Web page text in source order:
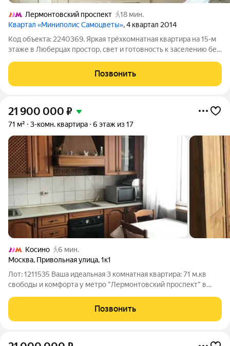
Лермонтовский проспект
18 мин.
Квартал «Миниполис Самоцветы», 4 квартал 2014
Код объекта: 2240369. Яркая трёхкомнатная квартира на 15-м
этаже в Люберцах простор, свет и готовность к заселению без
аккуратную и уютную атмосферу: можно привезти вещи и
сразу жить, не тратя
Позвонить
21 900 000 ₽
71 м² 3-комн. квартира 6 этаж из 17
Косино
6 мин.
Москва, Привольная улица,1к1
Лот: 1211535 Ваша идеальная 3 комнатная квартира: 71 м.кв
свободы и комфорта у метро "Лермонтовский проспект" в
Москвы. Оптимальный 6 этаж-"Золотая середина" Тепло, тихо,
отличный панорамный вид
Позвонить